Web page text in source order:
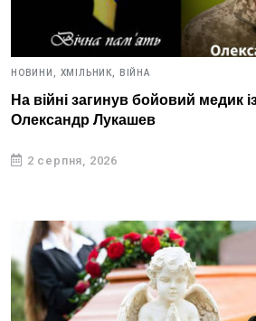
НОВИНИ, ХМІЛЬНИК, ВІЙНА
На війні загинув бойовий медик
Олександр Лукашев
2 серпня, 2026